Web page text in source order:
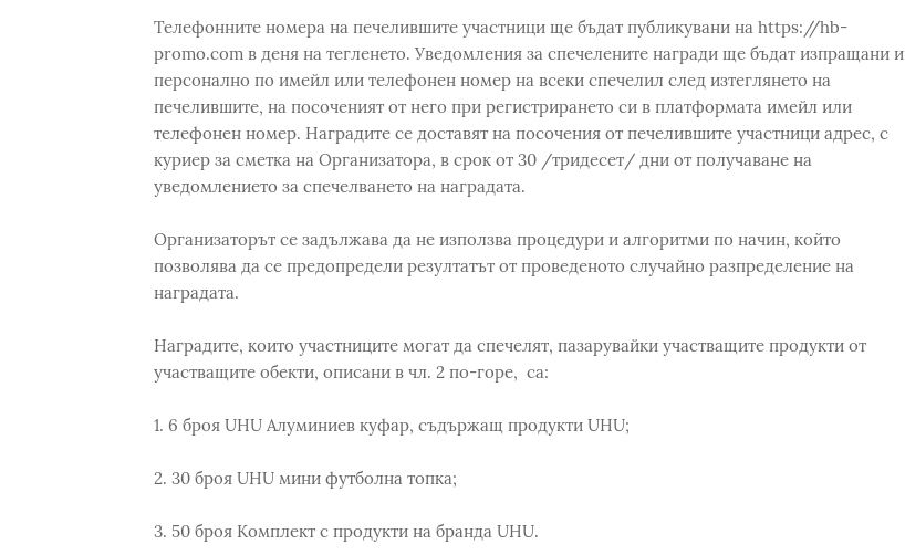
Телефонните номера на печелившите участници ще бъдат публикувани на https://hb-
promo.com в деня на тегленето. Уведомления за спечелените награди ще бъдат изпращани и
персонално по имейл или телефонен номер на всеки спечелил след изтеглянето на
печелившите, на посоченият от него при регистрирането си в платформата имейл или
телефонен номер. Наградите се доставят на посочения от печелившите участници адрес, с
куриер за сметка на Организатора, в срок от 30 /тридесет/ дни от получаване на
уведомлението за спечелването на наградата.
Организаторът се задължава да не използва процедури и алгоритми по начин, който
позволява да се предопредели резултатът от проведеното случайно разпределение на
наградата.
Наградите, които участниците могат да спечелят, пазарувайки участващите продукти от
участващите обекти, описани в чл. 2 по-горе, са:
1. 6 броя UHU Алуминиев куфар, съдържащ продукти UHU;
2. 30 броя UHU мини футболна топка;
3. 50 броя Комплект с продукти на бранда UHU.